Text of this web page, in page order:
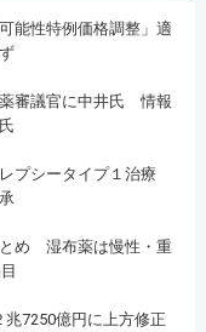
能性特例価格調整」適
審議官に中井氏 情報
プシータイプ１治療
とめ 湿布薬は慢性・重
7250億円に上方修正